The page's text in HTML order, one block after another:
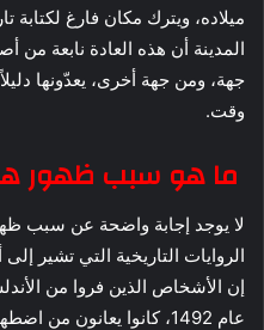
ميلاده، ويترك مكان فارغ لكتابة
المدينة أن هذه العادة نابعة من
جهة، ومن جهة أخرى، يعدّونها
وقت.
ما هو سبب ظهور
لا يوجد إجابة واضحة عن سبب
الروايات التاريخية التي تشير
إن الأشخاص الذين فروا من
عام 1492، كانوا يعانون